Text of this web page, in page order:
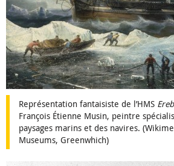
Représentation fantaisiste de l’HMS
François Étienne Musin, peintre
paysages marins et des navires.
Museums, Greenwhich)